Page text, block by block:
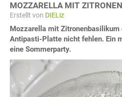
MOZZARELLA MIT
Erstellt von DIELiz
Mozzarella mit
Antipasti-Platte nicht fehlen. Ein
eine Sommerparty.